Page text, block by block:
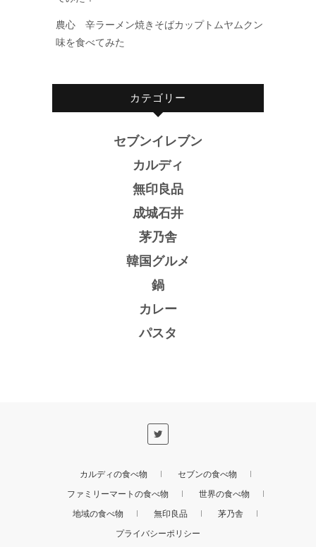
農心 辛ラーメン焼きそばカップトムヤムクン
味を食べてみた
カテゴリー
セブンイレブン
カルディ
無印良品
成城石井
茅乃舎
韓国グルメ
鍋
カレー
パスタ
カルディの食べ物
セブンの食べ物
ファミリーマートの食べ物
世界の食べ物
地域の食べ物
無印良品
茅乃舎
プライバシーポリシー